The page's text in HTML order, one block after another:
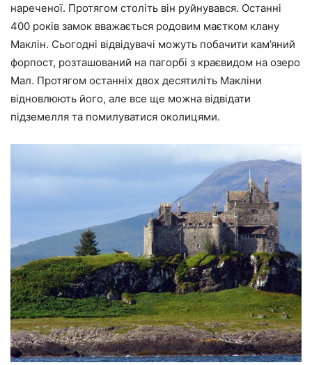
нареченої. Протягом століть він руйнувався. Останні
400 років замок вважається родовим маєтком клану
Маклін. Сьогодні відвідувачі можуть побачити кам’яний
форпост, розташований на пагорбі з краєвидом на озеро
Мал. Протягом останніх двох десятиліть Макліни
відновлюють його, але все ще можна відвідати
підземелля та помилуватися околицями.